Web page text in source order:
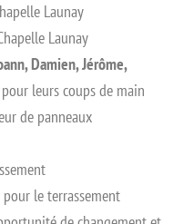
Launay
Launay
Damien, Jérôme,
leurs coups de main
de panneaux
pour le terrassement